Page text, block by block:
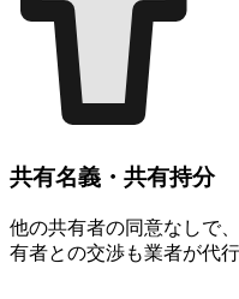
共有名義・共有持分
他の共有者の同意なしで
有者との交渉も業者が代行